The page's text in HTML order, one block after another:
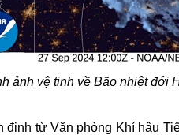
ảnh vệ tinh về Bão nhiệt đới
định từ Văn phòng Khí hậu